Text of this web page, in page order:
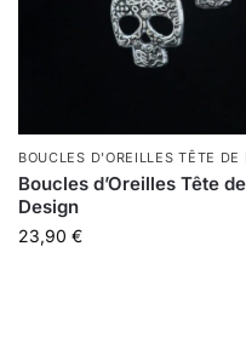
BOUCLES D'OREILLES TÊTE DE
Boucles d’Oreilles Tête
Design
23,90 €